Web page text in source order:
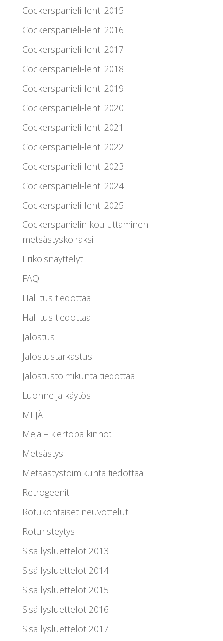
Cockerspanieli-lehti 2015
Cockerspanieli-lehti 2016
Cockerspanieli-lehti 2017
Cockerspanieli-lehti 2018
Cockerspanieli-lehti 2019
Cockerspanieli-lehti 2020
Cockerspanieli-lehti 2021
Cockerspanieli-lehti 2022
Cockerspanieli-lehti 2023
Cockerspanieli-lehti 2024
Cockerspanieli-lehti 2025
Cockerspanielin kouluttaminen
metsästyskoiraksi
Erikoisnäyttelyt
FAQ
Hallitus tiedottaa
Hallitus tiedottaa
Jalostus
Jalostustarkastus
Jalostustoimikunta tiedottaa
Luonne ja käytös
MEJÄ
Mejä – kiertopalkinnot
Metsästys
Metsästystoimikunta tiedottaa
Retrogeenit
Rotukohtaiset neuvottelut
Roturisteytys
Sisällysluettelot 2013
Sisällysluettelot 2014
Sisällysluettelot 2015
Sisällysluettelot 2016
Sisällysluettelot 2017